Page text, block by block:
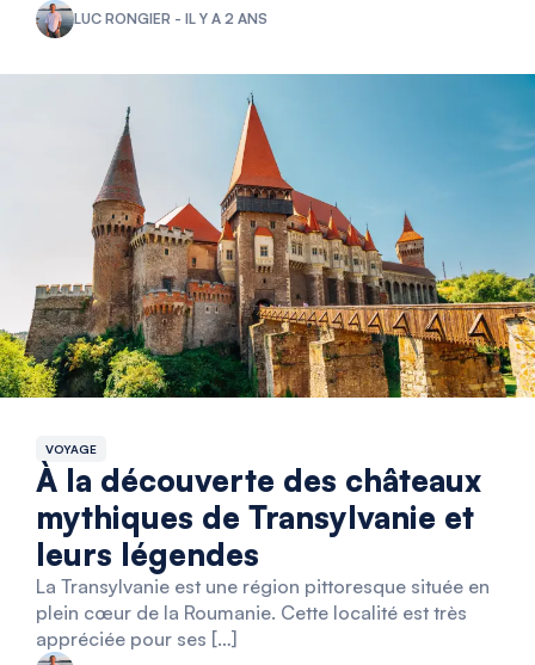
LUC RONGIER - IL Y A 2 ANS
VOYAGE
À la découverte des châteaux
mythiques de Transylvanie et
leurs légendes
La Transylvanie est une région pittoresque située en
plein cœur de la Roumanie. Cette localité est très
appréciée pour ses […]